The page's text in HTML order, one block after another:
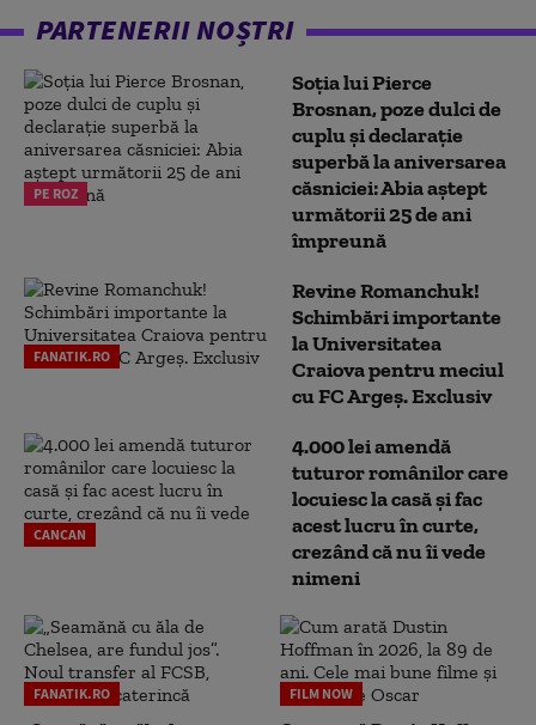
PARTENERII NOȘTRI
PE ROZ
Soția lui Pierce
Brosnan, poze dulci de
cuplu și declarație
superbă la aniversarea
căsniciei: Abia aștept
următorii 25 de ani
împreună
FANATIK.RO
Revine Romanchuk!
Schimbări importante
la Universitatea
Craiova pentru meciul
cu FC Argeş. Exclusiv
CANCAN
4.000 lei amendă
tuturor românilor care
locuiesc la casă și fac
acest lucru în curte,
crezând că nu îi vede
nimeni
FANATIK.RO FILM NOW